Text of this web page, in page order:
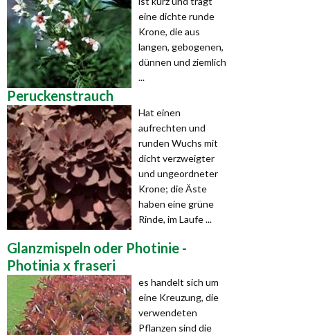
eine dichte runde
Krone, die aus
langen, gebogenen,
dünnen und ziemlich
...
Peruckenstrauch
Hat einen
aufrechten und
runden Wuchs mit
dicht verzweigter
und ungeordneter
Krone; die Äste
haben eine grüne
Rinde, im Laufe ...
Glanzmispeln oder Photinie -
Photinia x fraseri
es handelt sich um
eine Kreuzung, die
verwendeten
Pflanzen sind die